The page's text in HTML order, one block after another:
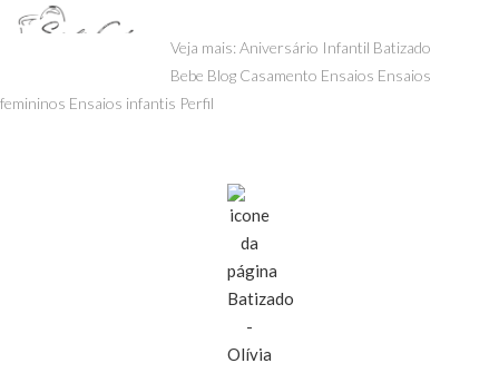
Veja mais:Aniversário Infantil Batizado
Bebe Blog Casamento Ensaios Ensaios
femininos Ensaios infantis Perfil